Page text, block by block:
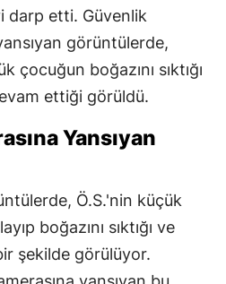
darp etti. Güvenlik
görüntülerde,
çocuğun boğazını sıktığı
ettiği görüldü.
Yansıyan
Ö.S.'nin küçük
boğazını sıktığı ve
şekilde görülüyor.